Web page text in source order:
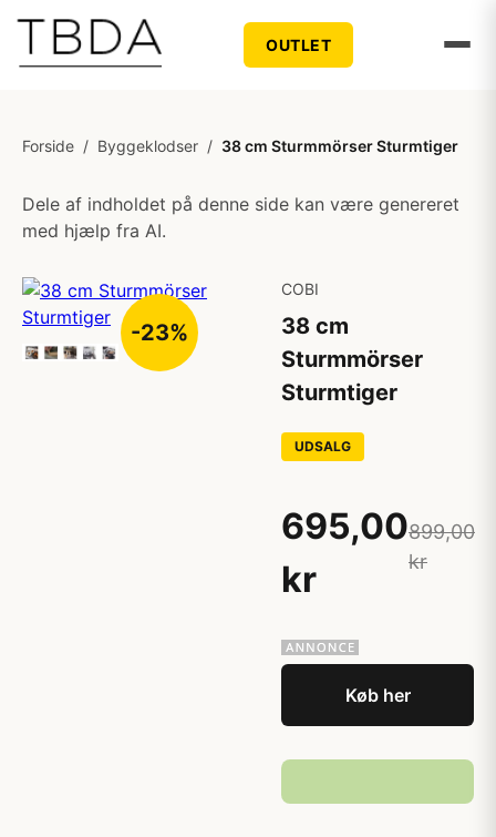
OUTLET
Forside / Byggeklodser / 38 cm Sturmmörser Sturmtiger
Dele af indholdet på denne side kan være genereret
med hjælp fra AI.
-23%
COBI
38 cm
Sturmmörser
Sturmtiger
UDSALG
695,00
kr
899,00
kr
Køb her